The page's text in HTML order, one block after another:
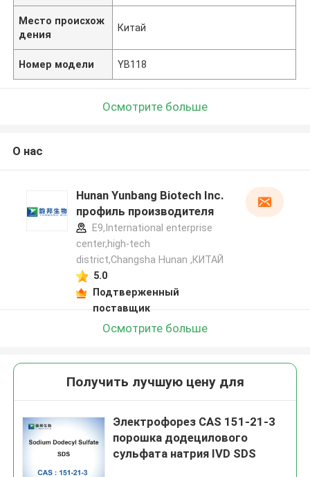
Место происхож
дения
Китай
Номер модели YB118
Осмотрите больше
О нас
Hunan Yunbang Biotech Inc.
профиль производителя
E9,International enterprise
center,high-tech
district,Changsha Hunan ,КИТАЙ
5.0
Подтверженный
поставщик
Осмотрите больше
Получить лучшую цену для
Электрофорез CAS 151-21-3
порошка додецилового
сульфата натрия IVD SDS